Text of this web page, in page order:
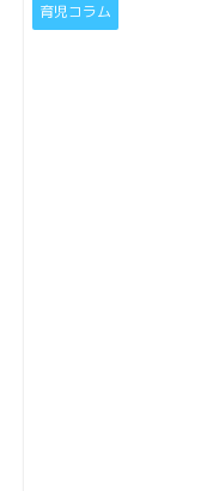
育児コラム